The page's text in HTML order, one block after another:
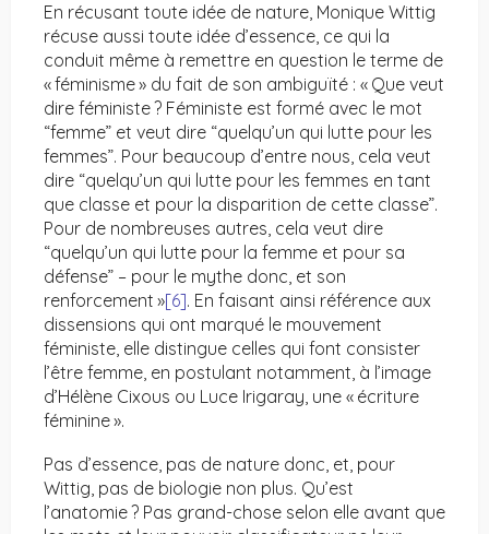
En récusant toute idée de nature, Monique Wittig
récuse aussi toute idée d’essence, ce qui la
conduit même à remettre en question le terme de
« féminisme » du fait de son ambiguïté : « Que veut
dire féministe ? Féministe est formé avec le mot
“femme” et veut dire “quelqu’un qui lutte pour les
femmes”. Pour beaucoup d’entre nous, cela veut
dire “quelqu’un qui lutte pour les femmes en tant
que classe et pour la disparition de cette classe”.
Pour de nombreuses autres, cela veut dire
“quelqu’un qui lutte pour la femme et pour sa
défense” – pour le mythe donc, et son
renforcement »[6]. En faisant ainsi référence aux
dissensions qui ont marqué le mouvement
féministe, elle distingue celles qui font consister
l’être femme, en postulant notamment, à l’image
d’Hélène Cixous ou Luce Irigaray, une « écriture
féminine ».
Pas d’essence, pas de nature donc, et, pour
Wittig, pas de biologie non plus. Qu’est
l’anatomie ? Pas grand-chose selon elle avant que